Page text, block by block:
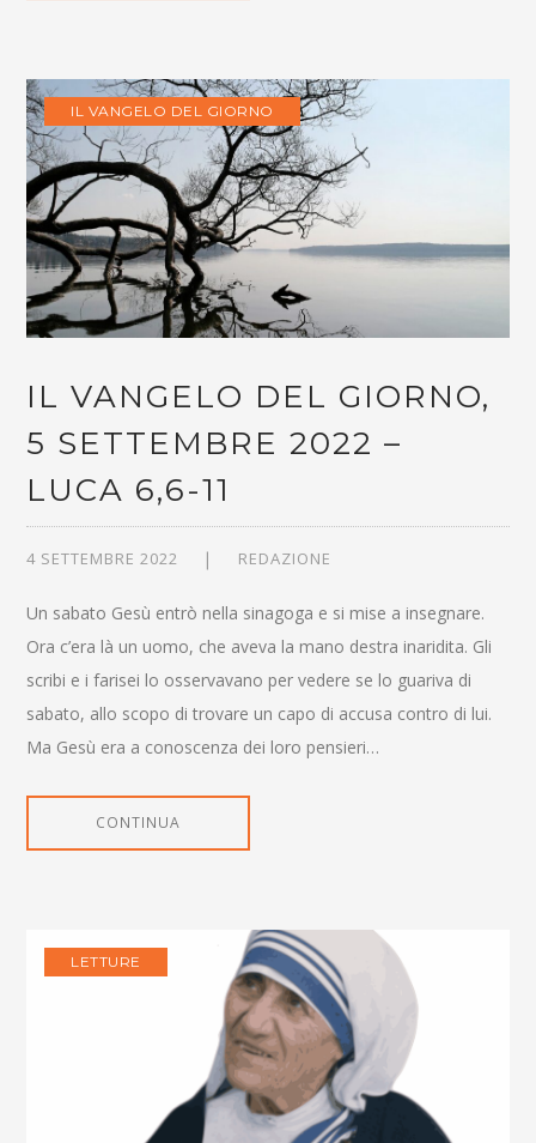
IL VANGELO DEL GIORNO
IL VANGELO DEL GIORNO,
5 SETTEMBRE 2022 –
LUCA 6,6-11
4 SETTEMBRE 2022 REDAZIONE
Un sabato Gesù entrò nella sinagoga e si mise a insegnare.
Ora c’era là un uomo, che aveva la mano destra inaridita. Gli
scribi e i farisei lo osservavano per vedere se lo guariva di
sabato, allo scopo di trovare un capo di accusa contro di lui.
Ma Gesù era a conoscenza dei loro pensieri…
CONTINUA
LETTURE